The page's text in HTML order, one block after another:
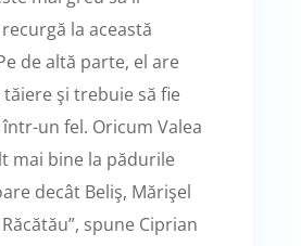
la această
de altă parte, el are
şi trebuie să fie
un fel. Oricum Valea
mai bine la pădurile
decât Beliş, Mărişel
spune Ciprian